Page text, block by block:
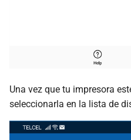
Una vez que tu impresora
seleccionarla en la lista de